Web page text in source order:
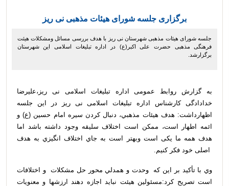
برگزاری جلسه شورای هیئات مذهبی نی ریز
جلسه شورای هیئات مذهبی شهرستان نی ریز با هدف بررسی مسائل ومشکلات هیئت
فرهنگی مذهبی حضرت علی اکبر(ع) در اداره تبلیغات اسلامی این شهرستان
برگزارشد.
به گزارش روابط عمومی اداره تبلیغات اسلامی نی ریز،علیرضا
خدادادگی کارشناس اداره تبلیغات اسلامی نی ریز در این جلسه
اظهارداشت: هدف هيئات مذهبي، دنبال کردن سيره امام حسين (ع) و
ائمه اطهار است، ممکن است اختلاف سلیقه وجود داشته باشد اما
هدف همه ما یکی است وبهتر است به جاي اختلاف انگيزي به هدف
اصلی خود فکر کنيم.
وي با تأکید بر این که وحدت و همدلي محور حل مشکلات
و اختلافات
است تصریح کرد:مسئولین هیئت نباید اجازه دهند ارزشها و معنويات